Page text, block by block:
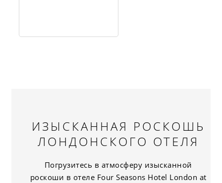
ИЗЫСКАННАЯ РОСКОШЬ
ЛОНДОНСКОГО ОТЕЛЯ
Погрузитесь в атмосферу изысканной
роскоши в отеле Four Seasons Hotel London at